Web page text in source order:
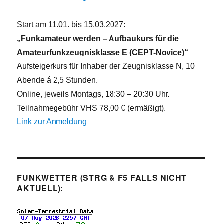
Start am 11.01. bis 15.03.2027:
„Funkamateur werden – Aufbaukurs für die
Amateurfunkzeugnisklasse E (CEPT-Novice)“
Aufsteigerkurs für Inhaber der Zeugnisklasse N, 10
Abende á 2,5 Stunden.
Online, jeweils Montags, 18:30 – 20:30 Uhr.
Teilnahmegebühr VHS 78,00 € (ermäßigt).
Link zur Anmeldung
FUNKWETTER (STRG & F5 FALLS NICHT
AKTUELL):